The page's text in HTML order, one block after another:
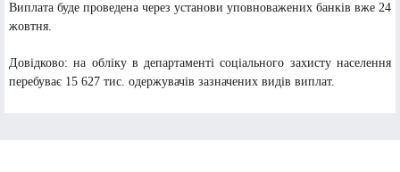
Виплата буде проведена через установи уповноважених банків вже 24
жовтня.
Довідково: на обліку в департаменті соціального захисту населення
перебуває 15 627 тис. одержувачів зазначених видів виплат.